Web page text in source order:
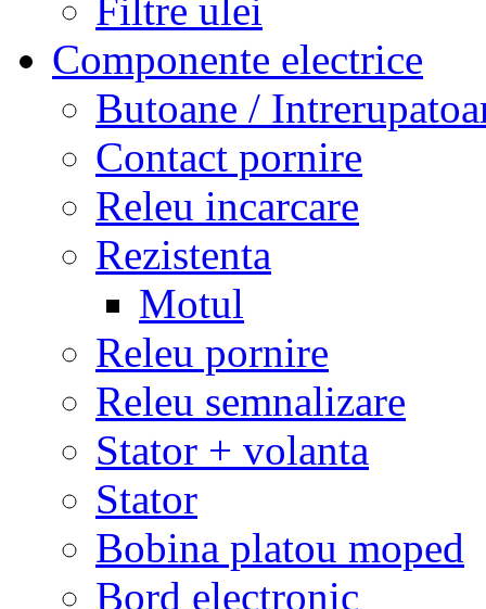
Filtre ulei
Componente electrice
Butoane /
Contact pornire
Releu incarcare
Rezistenta
Motul
Releu pornire
Releu semnalizare
Stator + volanta
Stator
Bobina platou moped
Bord electronic